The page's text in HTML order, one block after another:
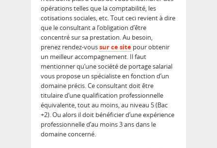
opérations telles que la comptabilité, les
cotisations sociales, etc. Tout ceci revient à dire
que le consultant a l’obligation d’être
concentré sur sa prestation. Au besoin,
prenez rendez-voussur ce site pour obtenir
un meilleur accompagnement. Il faut
mentionner qu’une société de portage salarial
vous propose un spécialiste en fonction d’un
domaine précis. Ce consultant doit être
titulaire d’une qualification professionnelle
équivalente, tout au moins, au niveau 5 (Bac
+2). Ou alors il doit bénéficier d’une expérience
professionnelle d’au moins 3 ans dans le
domaine concerné.